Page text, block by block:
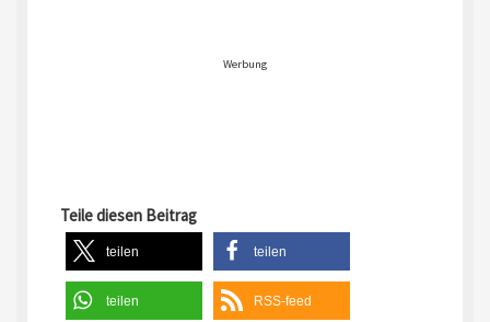
Werbung
Teile diesen Beitrag
teilen teilen
teilen RSS-feed